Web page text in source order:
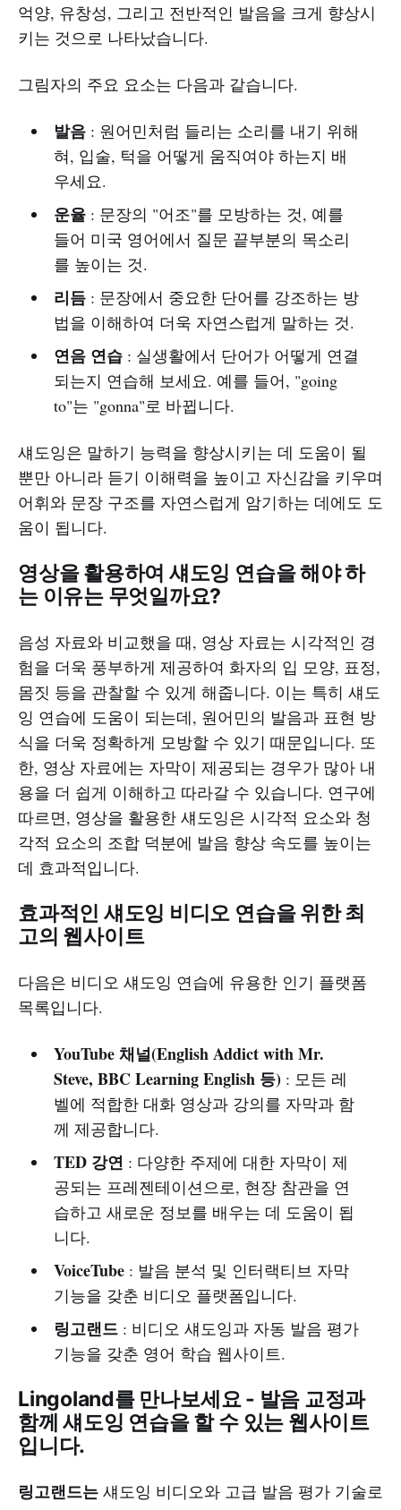
억양, 유창성, 그리고 전반적인 발음을 크게 향상시
키는 것으로 나타났습니다.
그림자의 주요 요소는 다음과 같습니다.
발음: 원어민처럼 들리는 소리를 내기 위해
혀, 입술, 턱을 어떻게 움직여야 하는지 배
우세요.
운율: 문장의 "어조"를 모방하는 것, 예를
들어 미국 영어에서 질문 끝부분의 목소리
를 높이는 것.
리듬: 문장에서 중요한 단어를 강조하는 방
법을 이해하여 더욱 자연스럽게 말하는 것.
연음 연습: 실생활에서 단어가 어떻게 연결
되는지 연습해 보세요. 예를 들어, "going
to"는 "gonna"로 바뀝니다.
섀도잉은 말하기 능력을 향상시키는 데 도움이 될
뿐만 아니라 듣기 이해력을 높이고 자신감을 키우며
어휘와 문장 구조를 자연스럽게 암기하는 데에도 도
움이 됩니다.
영상을 활용하여 섀도잉 연습을 해야 하
는 이유는 무엇일까요?
음성 자료와 비교했을 때, 영상 자료는 시각적인 경
험을 더욱 풍부하게 제공하여 화자의 입 모양, 표정,
몸짓 등을 관찰할 수 있게 해줍니다. 이는 특히 섀도
잉 연습에 도움이 되는데, 원어민의 발음과 표현 방
식을 더욱 정확하게 모방할 수 있기 때문입니다. 또
한, 영상 자료에는 자막이 제공되는 경우가 많아 내
용을 더 쉽게 이해하고 따라갈 수 있습니다. 연구에
따르면, 영상을 활용한 섀도잉은 시각적 요소와 청
각적 요소의 조합 덕분에 발음 향상 속도를 높이는
데 효과적입니다.
효과적인 섀도잉 비디오 연습을 위한 최
고의 웹사이트
다음은 비디오 섀도잉 연습에 유용한 인기 플랫폼
목록입니다.
YouTube 채널(English Addict with Mr.
Steve, BBC Learning English 등): 모든 레
벨에 적합한 대화 영상과 강의를 자막과 함
께 제공합니다.
TED 강연 : 다양한 주제에 대한 자막이 제
공되는 프레젠테이션으로, 현장 참관을 연
습하고 새로운 정보를 배우는 데 도움이 됩
니다.
VoiceTube: 발음 분석 및 인터랙티브 자막
기능을 갖춘 비디오 플랫폼입니다.
링고랜드: 비디오 섀도잉과 자동 발음 평가
기능을 갖춘 영어 학습 웹사이트.
Lingoland를 만나보세요 - 발음 교정과
함께 섀도잉 연습을 할 수 있는 웹사이트
입니다.
링고랜드는 섀도잉 비디오와 고급 발음 평가 기술로